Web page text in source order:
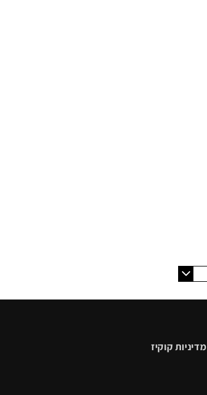
מדיניות קוקיז